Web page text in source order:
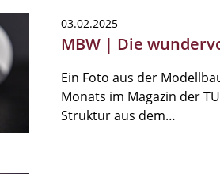
03.02.2025
MBW | Die
Ein Foto aus der
Monats im Magazin der
Struktur aus dem…